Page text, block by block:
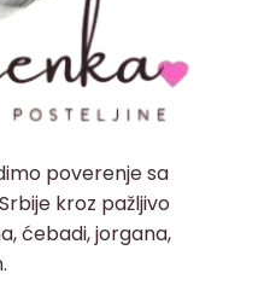
poverenje sa
kroz pažljivo
ćebadi, jorgana,